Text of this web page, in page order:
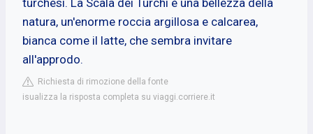
natura, un'enorme roccia argillosa e calcarea,
bianca come il latte, che sembra invitare
all'approdo.
Richiesta di rimozione della fonte
isualizza la risposta completa su viaggi.corriere.it